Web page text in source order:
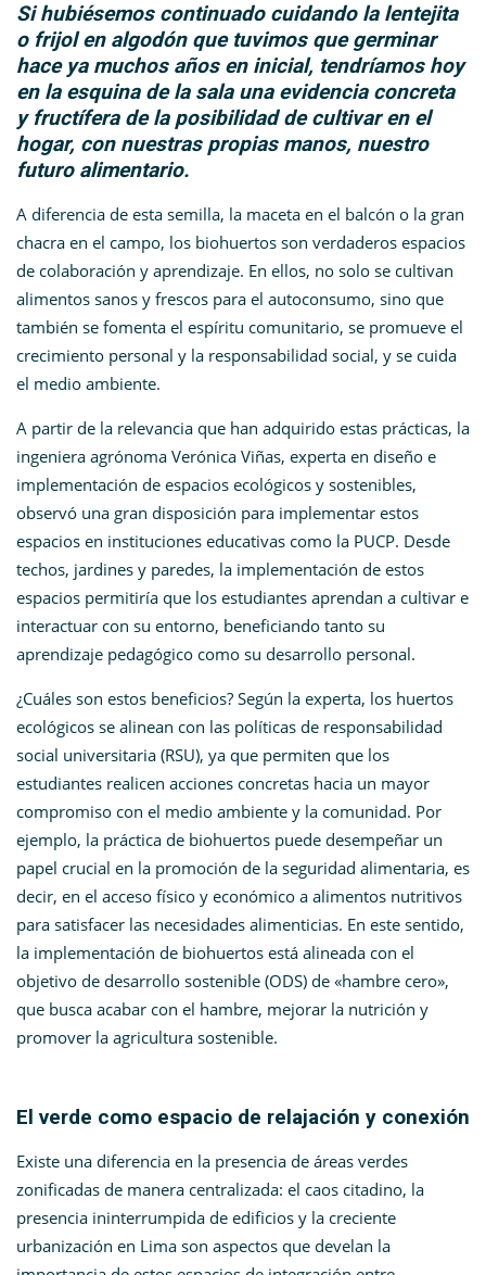
Si hubiésemos continuado cuidando la lentejita
o frijol en algodón que tuvimos que germinar
hace ya muchos años en inicial, tendríamos hoy
en la esquina de la sala una evidencia concreta
y fructífera de la posibilidad de cultivar en el
hogar, con nuestras propias manos, nuestro
futuro alimentario.
A diferencia de esta semilla, la maceta en el balcón o la gran
chacra en el campo, los biohuertos son verdaderos espacios
de colaboración y aprendizaje. En ellos, no solo se cultivan
alimentos sanos y frescos para el autoconsumo, sino que
también se fomenta el espíritu comunitario, se promueve el
crecimiento personal y la responsabilidad social, y se cuida
el medio ambiente.
A partir de la relevancia que han adquirido estas prácticas, la
ingeniera agrónoma Verónica Viñas, experta en diseño e
implementación de espacios ecológicos y sostenibles,
observó una gran disposición para implementar estos
espacios en instituciones educativas como la PUCP. Desde
techos, jardines y paredes, la implementación de estos
espacios permitiría que los estudiantes aprendan a cultivar e
interactuar con su entorno, beneficiando tanto su
aprendizaje pedagógico como su desarrollo personal.
¿Cuáles son estos beneficios? Según la experta, los huertos
ecológicos se alinean con las políticas de responsabilidad
social universitaria (RSU), ya que permiten que los
estudiantes realicen acciones concretas hacia un mayor
compromiso con el medio ambiente y la comunidad. Por
ejemplo, la práctica de biohuertos puede desempeñar un
papel crucial en la promoción de la seguridad alimentaria, es
decir, en el acceso físico y económico a alimentos nutritivos
para satisfacer las necesidades alimenticias. En este sentido,
la implementación de biohuertos está alineada con el
objetivo de desarrollo sostenible (ODS) de «hambre cero»,
que busca acabar con el hambre, mejorar la nutrición y
promover la agricultura sostenible.
El verde como espacio de relajación y conexión
Existe una diferencia en la presencia de áreas verdes
zonificadas de manera centralizada: el caos citadino, la
presencia ininterrumpida de edificios y la creciente
urbanización en Lima son aspectos que develan la